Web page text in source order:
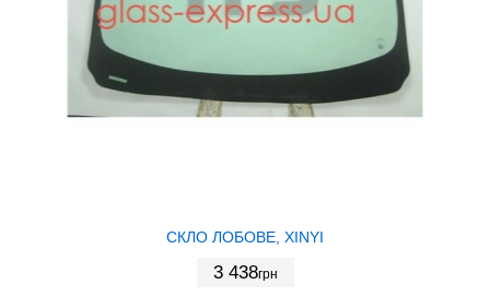
СКЛО ЛОБОВЕ, XINYI
3 438грн